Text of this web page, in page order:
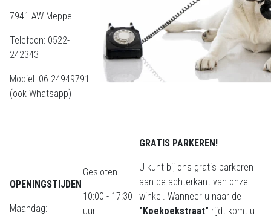
7941 AW Meppel
Telefoon: 0522-
242343
Mobiel: 06-24949791
(ook Whatsapp)
OPENINGSTIJDEN
Maandag:
Gesloten
10:00 - 17:30
uur
GRATIS PARKEREN!
U kunt bij ons gratis parkeren
aan de achterkant van onze
winkel. Wanneer u naar de
"Koekoekstraat" rijdt komt u